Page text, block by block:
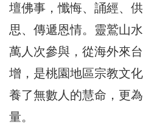
壇佛事，懺悔、誦經、
思、傳遞恩情。靈鷲山
萬人次參與，從海外來
增，是桃園地區宗教文
養了無數人的慧命，更
量。